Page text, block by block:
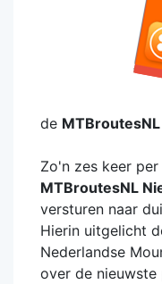
de
Zo'n zes keer
MTBroutesNL
versturen naar
Hierin uitgelicht
Nederlandse
over de nieuwste